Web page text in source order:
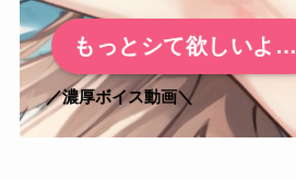
もっとシて欲しいよ…
／濃厚ボイス動画＼